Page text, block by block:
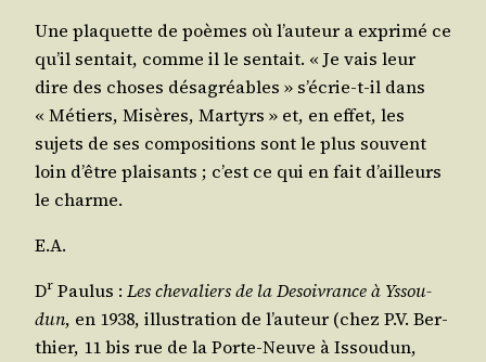
Une pla­quette de poèmes où l’au­teur a expri­mé ce
qu’il sen­tait, comme il le sen­tait. « Je vais leur
dire des choses désa­gréables » s’é­crie-t-il dans
« Métiers, Misères, Mar­tyrs » et, en effet, les
sujets de ses com­po­si­tions sont le plus sou­vent
loin d’être plai­sants ; c’est ce qui en fait d’ailleurs
le charme.
E.A.
Dr Pau­lus : Les che­va­liers de la Desoi­vrance à Yssou­
dun, en 1938, illus­tra­tion de l’au­teur (chez P.V. Ber­
thier, 11 bis rue de la Porte-Neuve à Issou­dun,